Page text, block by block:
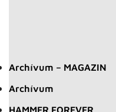
Archívum – MAGAZIN
Archívum
HAMMER FOREVER